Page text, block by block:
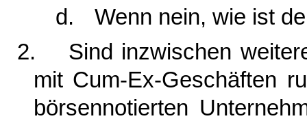
d.
Wenn nein, wie ist
2.
Sind inzwischen
mit Cum-Ex-Geschäften
börsennotierten